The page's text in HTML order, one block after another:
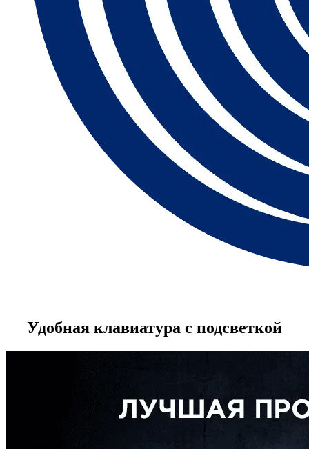
Удобная клавиатура с подсветкой